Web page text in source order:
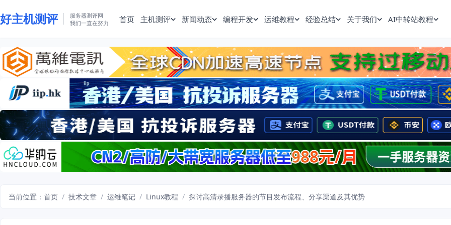
好主机测评
服务器测评网
我们一直在努力
首页 主机测评 新闻动态 编程开发 运维教程 经验总结 关于我们 AI中转站教程
当前位置： 首页 / 技术文章 / 运维笔记 / Linux教程 / 探讨高清录播服务器的节目发布流程、分享渠道及其优势